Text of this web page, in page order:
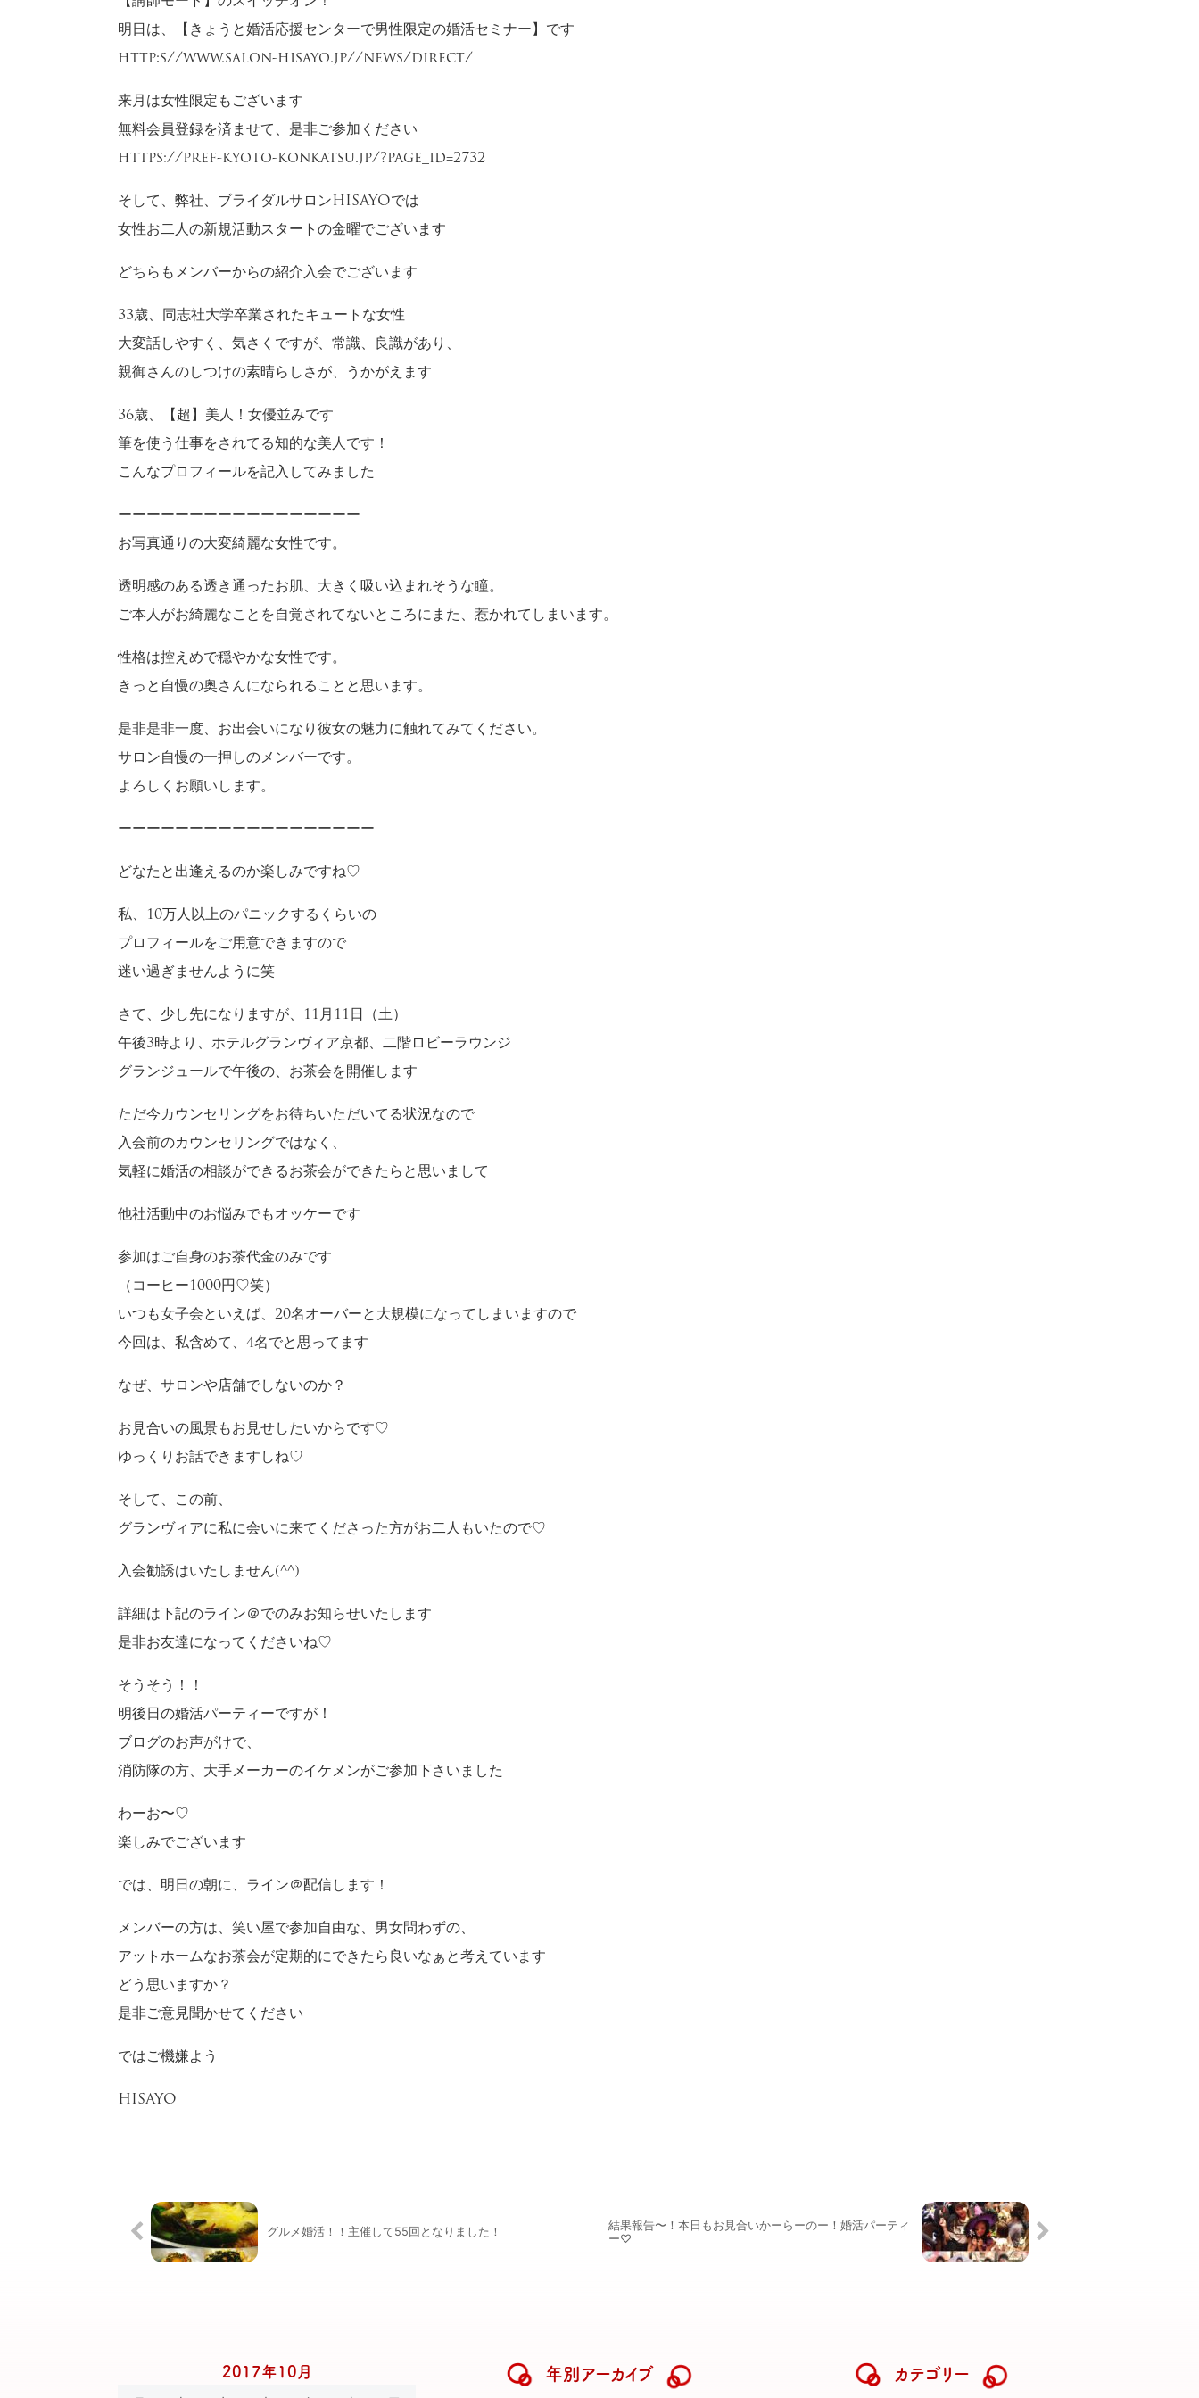
明日は、【きょうと婚活応援センターで男性限定の婚活セミナー】です
http:s//www.salon-hisayo.jp//news/direct/
来月は女性限定もございます
無料会員登録を済ませて、是非ご参加ください
https://pref-kyoto-konkatsu.jp/?page_id=2732
そして、弊社、ブライダルサロンHISAYOでは
女性お二人の新規活動スタートの金曜でございます
どちらもメンバーからの紹介入会でございます
33歳、同志社大学卒業されたキュートな女性
大変話しやすく、気さくですが、常識、良識があり、
親御さんのしつけの素晴らしさが、うかがえます
36歳、【超】美人！女優並みです
筆を使う仕事をされてる知的な美人です！
こんなプロフィールを記入してみました
ーーーーーーーーーーーーーーーーー
お写真通りの大変綺麗な女性です。
透明感のある透き通ったお肌、大きく吸い込まれそうな瞳。
ご本人がお綺麗なことを自覚されてないところにまた、惹かれてしまいます。
性格は控えめで穏やかな女性です。
きっと自慢の奥さんになられることと思います。
是非是非一度、お出会いになり彼女の魅力に触れてみてください。
サロン自慢の一押しのメンバーです。
よろしくお願いします。
ーーーーーーーーーーーーーーーーーー
どなたと出逢えるのか楽しみですね♡
私、10万人以上のパニックするくらいの
プロフィールをご用意できますので
迷い過ぎませんように笑
さて、少し先になりますが、11月11日（土）
午後3時より、ホテルグランヴィア京都、二階ロビーラウンジ
グランジュールで午後の、お茶会を開催します
ただ今カウンセリングをお待ちいただいてる状況なので
入会前のカウンセリングではなく、
気軽に婚活の相談ができるお茶会ができたらと思いまして
他社活動中のお悩みでもオッケーです
参加はご自身のお茶代金のみです
（コーヒー1000円♡笑）
いつも女子会といえば、20名オーバーと大規模になってしまいますので
今回は、私含めて、4名でと思ってます
なぜ、サロンや店舗でしないのか？
お見合いの風景もお見せしたいからです♡
ゆっくりお話できますしね♡
そして、この前、
グランヴィアに私に会いに来てくださった方がお二人もいたので♡
入会勧誘はいたしません(^^)
詳細は下記のライン＠でのみお知らせいたします
是非お友達になってくださいね♡
そうそう！！
明後日の婚活パーティーですが！
ブログのお声がけで、
消防隊の方、大手メーカーのイケメンがご参加下さいました
わーお〜♡
楽しみでございます
では、明日の朝に、ライン＠配信します！
メンバーの方は、笑い屋で参加自由な、男女問わずの、
アットホームなお茶会が定期的にできたら良いなぁと考えています
どう思いますか？
是非ご意見聞かせてください
ではご機嫌よう
HISAYO
グルメ婚活！！主催して55回となりました！
結果報告〜！本日もお見合いかーらーのー！婚活パーティ
ー♡
2017年10月 年別アーカイブ カテゴリー